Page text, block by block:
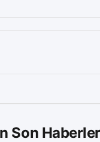
Son Haberler